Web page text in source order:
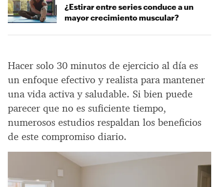
Hacer solo 30 minutos de ejercicio al día es
un enfoque efectivo y realista para mantener
una vida activa y saludable. Si bien puede
parecer que no es suficiente tiempo,
numerosos estudios respaldan los beneficios
de este compromiso diario.
¿Estirar entre series conduce a un
mayor crecimiento muscular?